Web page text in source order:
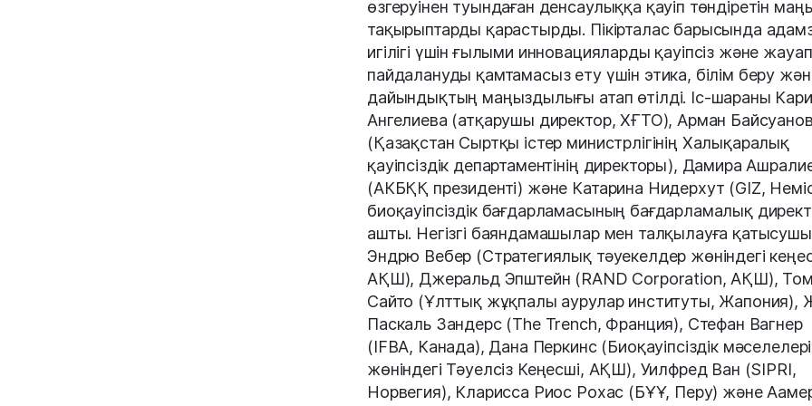
өзгеруінен туындаған денсаулыққа қауіп төндіретін
тақырыптарды қарастырды. Пікірталас барысында
игілігі үшін ғылыми инновацияларды қауіпсіз және
пайдалануды қамтамасыз ету үшін этика, білім беру
дайындықтың маңыздылығы атап өтілді. Іс-шараны
Ангелиева (атқарушы директор, ХҒТО), Арман
(Қазақстан Сыртқы істер министрлігінің Халықаралық
қауіпсіздік департаментінің директоры), Дамира
(АКБҚҚ президенті) және Катарина Нидерхут (GIZ,
биоқауіпсіздік бағдарламасының бағдарламалық
ашты. Негізгі баяндамашылар мен талқылауға
Эндрю Вебер (Стратегиялық тәуекелдер жөніндегі
АҚШ), Джеральд Эпштейн (RAND Corporation, АҚШ),
Сайто (Ұлттық жұқпалы аурулар институты, Жапония),
Паскаль Зандерс (The Trench, Франция), Стефан Вагнер
(IFBA, Канада), Дана Перкинс (Биоқауіпсіздік мәселелері
жөніндегі Тәуелсіз Кеңесші, АҚШ), Уилфред Ван (SIPRI,
Норвегия), Кларисса Риос Рохас (БҰҰ, Перу) және